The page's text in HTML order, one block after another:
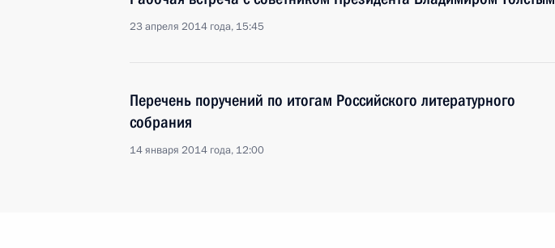
23 апреля 2014 года, 15:45
Перечень поручений по итогам Российского литературного
собрания
14 января 2014 года, 12:00